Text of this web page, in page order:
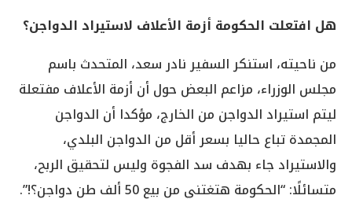
هل افتعلت الحكومة أزمة الأعلاف لاستيراد الدواجن؟
من ناحيته، استنكر السفير نادر سعد، المتحدث باسم
مجلس الوزراء، مزاعم البعض حول أن أزمة الأعلاف مفتعلة
ليتم استيراد الدواجن من الخارج، مؤكدا أن الدواجن
المجمدة تباع حاليا بسعر أقل من الدواجن البلدي،
والاستيراد جاء بهدف سد الفجوة وليس لتحقيق الربح،
متسائلًا: “الحكومة هتغتني من بيع 50 ألف طن دواجن؟!”.